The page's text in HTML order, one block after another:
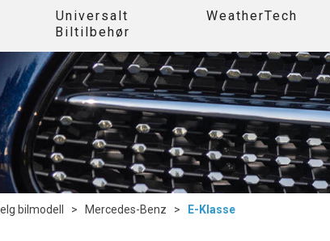
Universalt
Biltilbehør
WeatherTech
bilmodell > Mercedes-Benz > E-Klasse